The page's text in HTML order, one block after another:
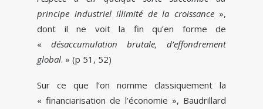
principe industriel illimité de la croissance»,
dont il ne voit la fin qu’en forme de
« désaccumulation brutale, d’effondrement
global. » (p 51, 52)
Sur ce que l’on nomme classiquement la
« financiarisation de l’économie », Baudrillard